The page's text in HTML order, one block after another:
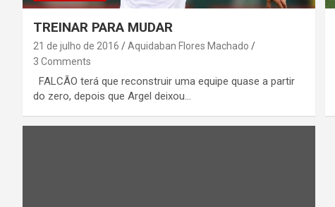
TREINAR PARA MUDAR
21 de julho de 2016
Aquidaban Flores Machado
3 Comments
FALCÃO terá que reconstruir uma equipe quase a partir
do zero, depois que Argel deixou…